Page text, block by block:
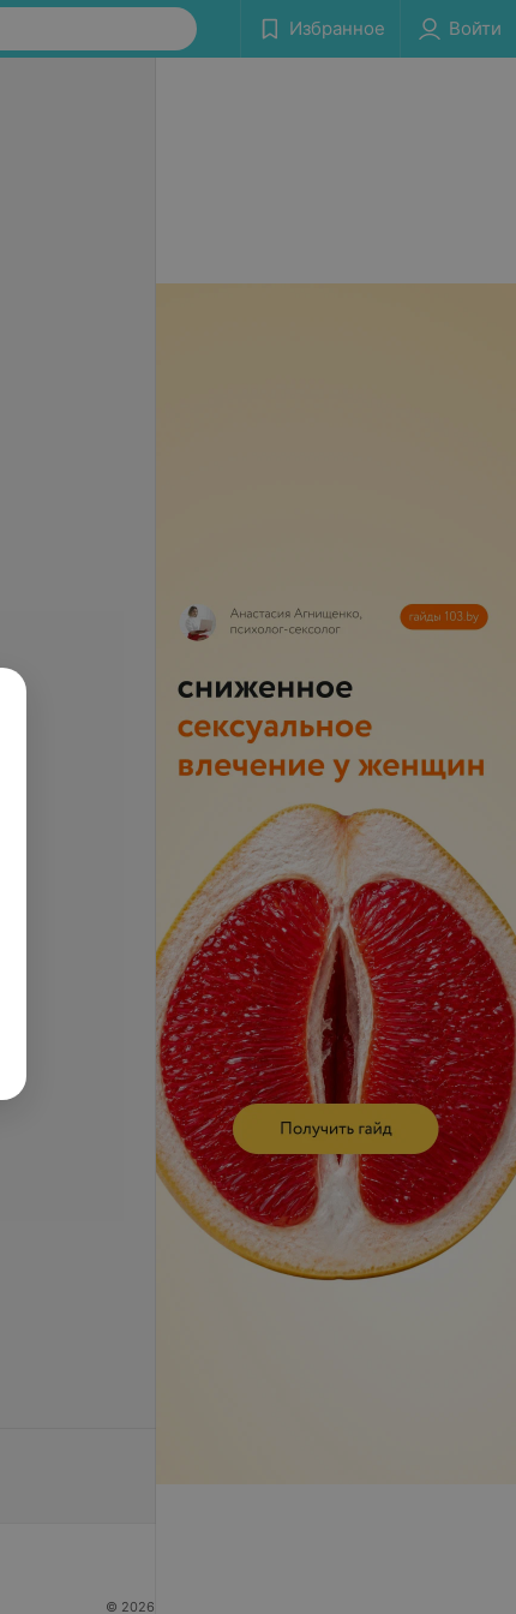
Избранное Войти
© 2026 ООО «Артокс Лаб», УНП 191700409